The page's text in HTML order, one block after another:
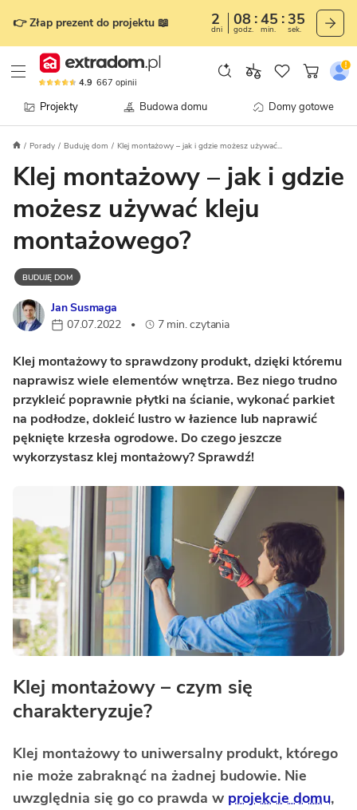
👉 Złap prezent do projektu 📖 2
dni
08
godz.
45
min.
34
sek.
4.9 667 opinii
Projekty Budowa domu Domy gotowe
Porady Buduję dom Klej montażowy – jak i gdzie możesz używać...
Klej montażowy – jak i gdzie
możesz używać kleju
montażowego?
BUDUJĘ DOM
Jan Susmaga
07.07.2022
• 7 min. czytania
Klej montażowy to sprawdzony produkt, dzięki któremu
naprawisz wiele elementów wnętrza. Bez niego trudno
przykleić poprawnie płytki na ścianie, wykonać parkiet
na podłodze, dokleić lustro w łazience lub naprawić
pęknięte krzesła ogrodowe. Do czego jeszcze
wykorzystasz klej montażowy? Sprawdź!
Klej montażowy – czym się
charakteryzuje?
Klej montażowy to uniwersalny produkt, którego
nie może zabraknąć na żadnej budowie. Nie
uwzględnia się go co prawda w projekcie domu,